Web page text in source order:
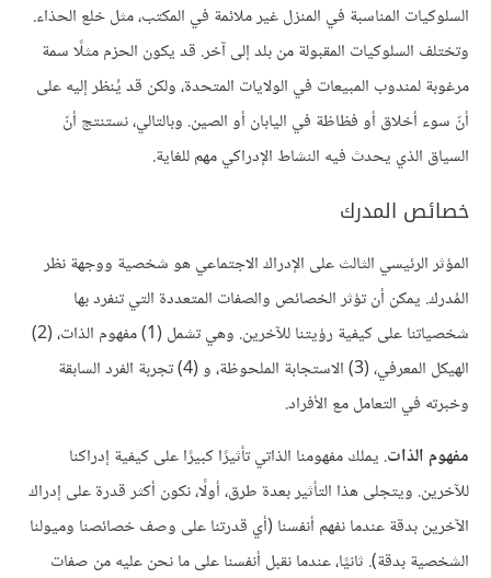
السلوكيات المناسبة في المنزل غير ملائمة في المكتب، مثل خلع الحذاء.
وتختلف السلوكيات المقبولة من بلد إلى آخر. قد يكون الحزم مثلًا سمة
مرغوبة لمندوب المبيعات في الولايات المتحدة، ولكن قد يُنظر إليه على
أنّ سوء أخلاق أو فظاظة في اليابان أو الصين. وبالتالي، نستنتج أنّ
السياق الذي يحدث فيه النشاط الإدراكي مهم للغاية.
خصائص المدرك
المؤثر الرئيسي الثالث على الإدراك الاجتماعي هو شخصية ووجهة نظر
المُدرك. يمكن أن تؤثر الخصائص والصفات المتعددة التي تنفرد بها
شخصياتنا على كيفية رؤيتنا للآخرين. وهي تشمل (1) مفهوم الذات، (2)
الهيكل المعرفي، (3) الاستجابة الملحوظة، و (4) تجربة الفرد السابقة
وخبرته في التعامل مع الأفراد.
مفهوم الذات. يملك مفهومنا الذاتي تأثيرًا كبيرًا على كيفية إدراكنا
للآخرين. ويتجلى هذا التأثير بعدة طرق، أولًا، نكون أكثر قدرة على إدراك
الآخرين بدقة عندما نفهم أنفسنا (أي قدرتنا على وصف خصائصنا وميولنا
الشخصية بدقة). ثانيًا، عندما نقبل أنفسنا على ما نحن عليه من صفات